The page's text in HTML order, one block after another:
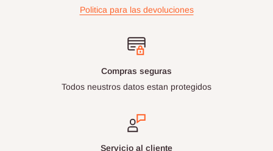
Politica para las devoluciones
Compras seguras
Todos neustros datos estan protegidos
Servicio al cliente